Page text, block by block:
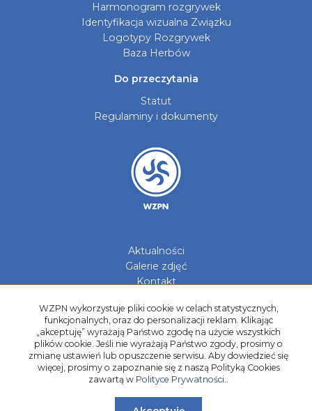
Harmonogram rozgrywek
Identyfikacja wizualna Związku
Logotypy Rozgrywek
Baza Herbów
Do przeczytania
Statut
Regulaminy i dokumenty
Aktualności
Galerie zdjęć
Kontakt
Kadry Regionów
Program Grantowy
Dziewczyny do Piłki
WZPN wykorzystuje pliki cookie w celach statystycznych,
funkcjonalnych, oraz do personalizacji reklam. Klikając
„akceptuję” wyrażają Państwo zgodę na użycie wszystkich
plików cookie. Jeśli nie wyrażają Państwo zgody, prosimy o
zmianę ustawień lub opuszczenie serwisu. Aby dowiedzieć się
więcej, prosimy o zapoznanie się z naszą Polityką Cookies
zawartą w Polityce Prywatności..